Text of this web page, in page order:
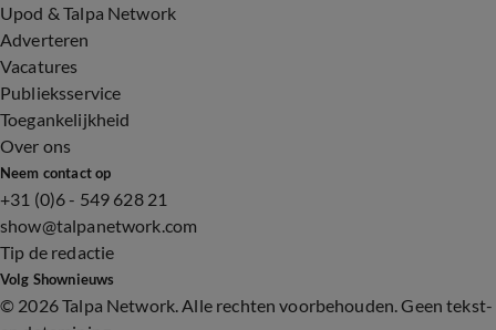
Upod & Talpa Network
Adverteren
Vacatures
Publieksservice
Toegankelijkheid
Over ons
Neem contact op
+31 (0)6 - 549 628 21
show@talpanetwork.com
Tip de redactie
Volg Shownieuws
© 2026 Talpa Network. Alle rechten voorbehouden. Geen tekst-